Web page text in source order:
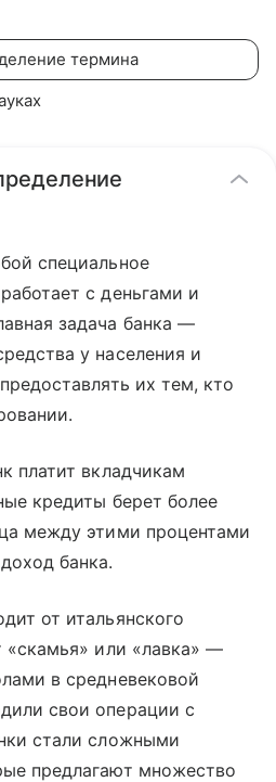
термина
специальное
с деньгами и
задача банка —
у населения и
их тем, кто
платит вкладчикам
кредиты берет более
между этими процентами
банка.
от итальянского
«скамья» или «лавка» —
в средневековой
свои операции с
стали сложными
предлагают множество